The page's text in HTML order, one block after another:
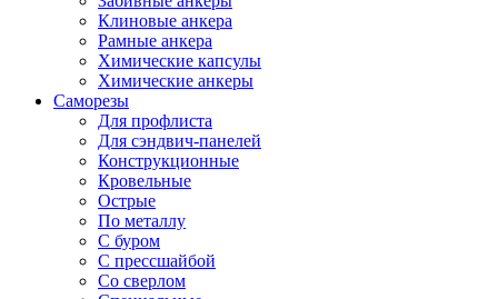
Клиновые анкера
Рамные анкера
Химические капсулы
Химические анкеры
Саморезы
Для профлиста
Для сэндвич-панелей
Конструкционные
Кровельные
Острые
По металлу
С буром
С прессшайбой
Со сверлом